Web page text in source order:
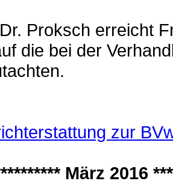
Proksch erreicht
die bei der
zur
März 2016